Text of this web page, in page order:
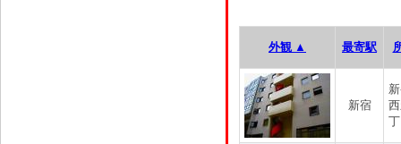
外観 ▲ 最寄駅
新宿